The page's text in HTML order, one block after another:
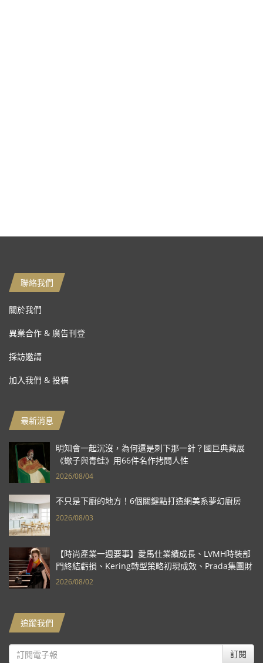
聯絡我們
關於我們
異業合作 & 廣告刊登
採訪邀請
加入我們 & 投稿
最新消息
明知會一起沉沒，為何還是刺下那一針？國巨典藏展
《蠍子與青蛙》用66件名作拷問人性
2026/08/04
不只是下廚的地方！6個關鍵點打造網美系夢幻廚房
2026/08/03
【時尚產業一週要事】愛馬仕業績成長、LVMH時裝部
門終結虧損、Kering轉型策略初現成效、Prada集團財
報亮眼
2026/08/02
追蹤我們
訂閱